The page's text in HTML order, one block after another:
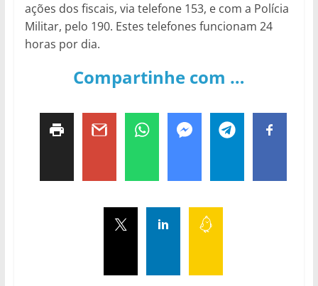
ações dos fiscais, via telefone 153, e com a Polícia
Militar, pelo 190. Estes telefones funcionam 24
horas por dia.
Compartinhe com …